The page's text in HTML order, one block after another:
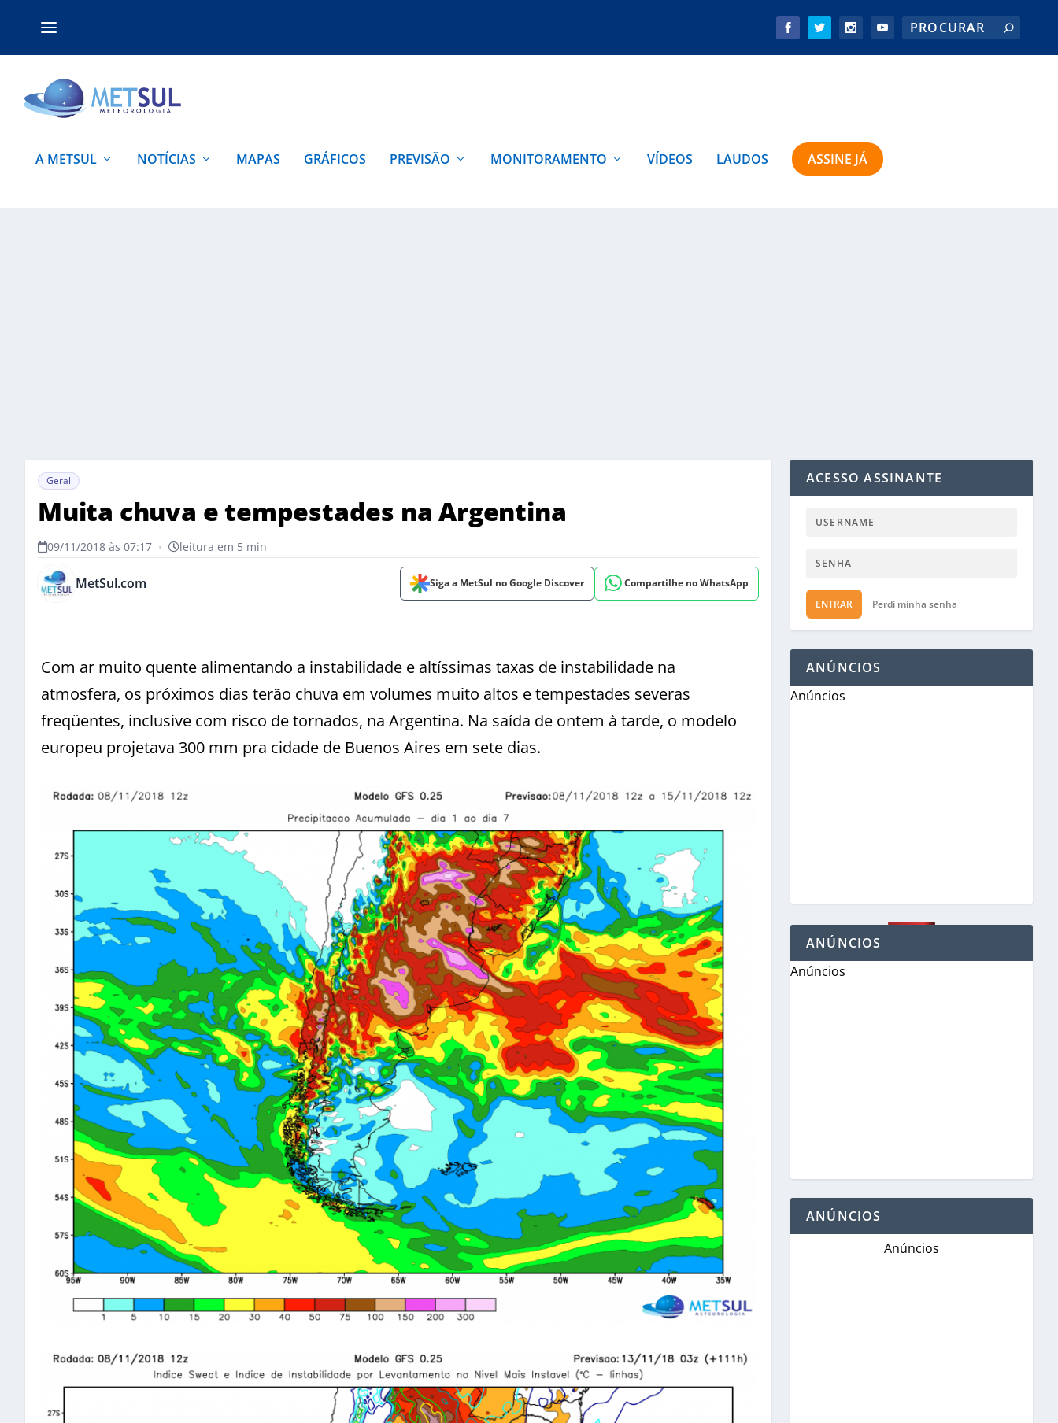
A METSUL NOTÍCIAS MAPAS GRÁFICOS PREVISÃO MONITORAMENTO VÍDEOS LAUDOS ASSINE JÁ
Geral
Muita chuva e tempestades na Argentina
09/11/2018 às 07:17 • leitura em 5 min
MetSul.com Siga a MetSul no Google Discover Compartilhe no WhatsApp
Com ar muito quente alimentando a instabilidade e altíssimas taxas de instabilidade na
atmosfera, os próximos dias terão chuva em volumes muito altos e tempestades severas
freqüentes, inclusive com risco de tornados, na Argentina. Na saída de ontem à tarde, o modelo
europeu projetava 300 mm pra cidade de Buenos Aires em sete dias.
ACESSO ASSINANTE
ENTRAR Perdi minha senha
ANÚNCIOS
Anúncios
ANÚNCIOS
Anúncios
ANÚNCIOS
Anúncios